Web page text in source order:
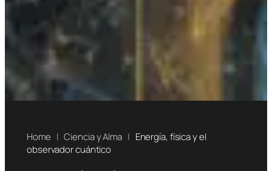
Home | Ciencia y Alma | Energía, física y el
observador cuántico